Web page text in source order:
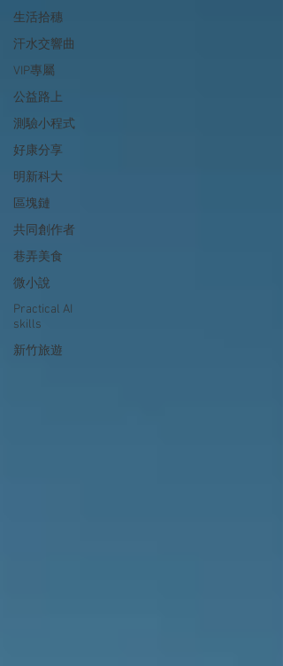
生活拾穗
汗水交響曲
VIP專屬
公益路上
測驗小程式
好康分享
明新科大
區塊鏈
共同創作者
巷弄美食
微小說
Practical AI
skills
新竹旅遊